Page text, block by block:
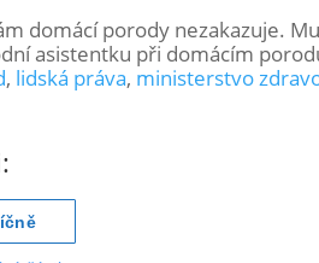
domácí porody nezakazuje.
asistentku při domácím
, lidská práva, ministerstvo